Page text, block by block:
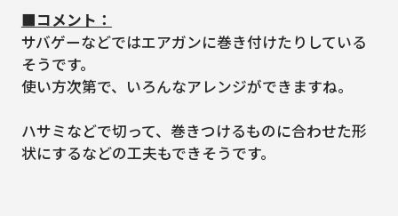
■コメント：
サバゲーなどではエアガンに巻き付けたりしている
そうです。
使い方次第で、いろんなアレンジができますね。
ハサミなどで切って、巻きつけるものに合わせた形
状にするなどの工夫もできそうです。